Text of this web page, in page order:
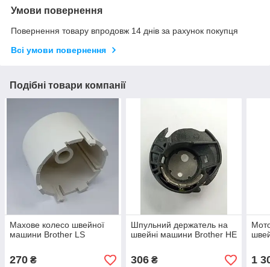
Умови повернення
Повернення товару впродовж 14 днів за рахунок покупця
Всі умови повернення
Подібні товари компанії
Махове колесо швейної
машини Brother LS
270 ₴
Шпульний держатель на
швейні машини Brother HE
306₴ 1